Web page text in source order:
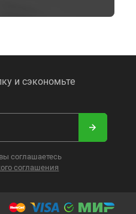
и сэкономьте
соглашаетесь
соглашения